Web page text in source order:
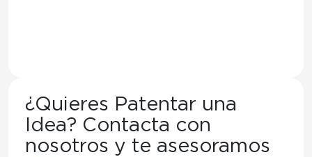
¿Quieres Patentar una
Idea? Contacta con
nosotros y te asesoramos